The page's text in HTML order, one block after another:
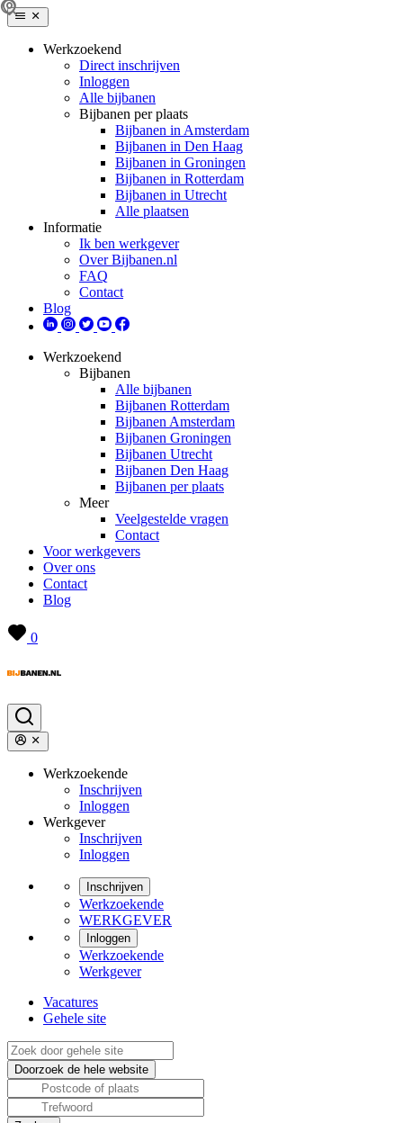
Werkzoekend
Direct inschrijven
Inloggen
Alle bijbanen
Bijbanen per plaats
Bijbanen in Amsterdam
Bijbanen in Den Haag
Bijbanen in Groningen
Bijbanen in Rotterdam
Bijbanen in Utrecht
Alle plaatsen
Informatie
Ik ben werkgever
Over Bijbanen.nl
FAQ
Contact
Blog
Werkzoekend
Bijbanen
Alle bijbanen
Bijbanen Rotterdam
Bijbanen Amsterdam
Bijbanen Groningen
Bijbanen Utrecht
Bijbanen Den Haag
Bijbanen per plaats
Meer
Veelgestelde vragen
Contact
Voor werkgevers
Over ons
Contact
Blog
0
Werkzoekende
Inschrijven
Inloggen
Werkgever
Inschrijven
Inloggen
Inschrijven
Werkzoekende
WERKGEVER
Inloggen
Werkzoekende
Werkgever
Vacatures
Gehele site